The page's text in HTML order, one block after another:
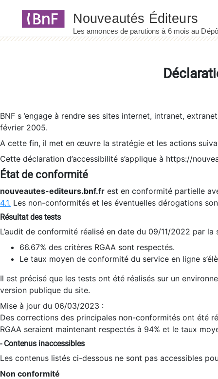
BNF s ’engage à rendre ses sites internet, intranet,
février 2005.
A cette fin, il met en œuvre la stratégie et les actions
Cette déclaration d’accessibilité s’applique à https://
État de conformité
nouveautes-editeurs.bnf.fr est en conformité partielle
4.1. Les non-conformités et les éventuelles dérogations
Résultat des tests
L’audit de conformité réalisé en date du 09/11/2022 par
66.67% des critères RGAA sont respectés.
Le taux moyen de conformité du service en ligne
Il est précisé que les tests ont été réalisés sur un
version publique du site.
Mise à jour du 06/03/2023 :
Des corrections des principales non-conformités ont été
RGAA seraient maintenant respectés à 94% et le taux
- Contenus inaccessibles
Les contenus listés ci-dessous ne sont pas accessibles
Non conformité